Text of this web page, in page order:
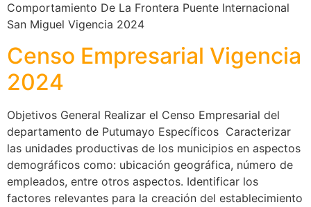
Comportamiento De La Frontera Puente Internacional
San Miguel Vigencia 2024
Censo Empresarial Vigencia
2024
Objetivos General Realizar el Censo Empresarial del
departamento de Putumayo Específicos Caracterizar
las unidades productivas de los municipios en aspectos
demográficos como: ubicación geográfica, número de
empleados, entre otros aspectos. Identificar los
factores relevantes para la creación del establecimiento